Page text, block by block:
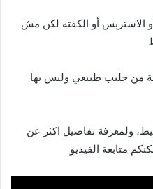
الاستربس أو الكفتة لكن مش
من حليب طبيعي وليس بها
ولمعرفة تفاصيل اكثر عن
متابعة الفيديو